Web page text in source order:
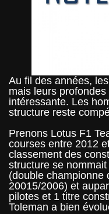
Au fil des années,
mais leurs
intéressante. Les
structure reste
Prenons Lotus F1
courses entre 2012
classement des
structure se
(double championne
20015/2006) et
pilotes et 1 titre
Toleman a bien